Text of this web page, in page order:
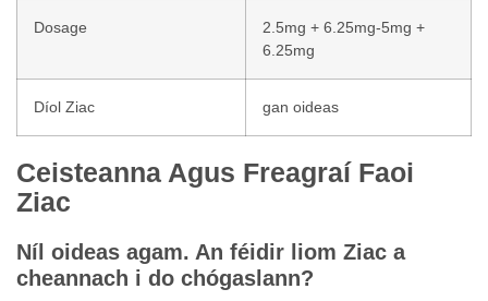
Dosage
2.5mg + 6.25mg-5mg +
6.25mg
Díol Ziac gan oideas
Ceisteanna Agus Freagraí Faoi
Ziac
Níl oideas agam. An féidir liom Ziac a
cheannach i do chógaslann?